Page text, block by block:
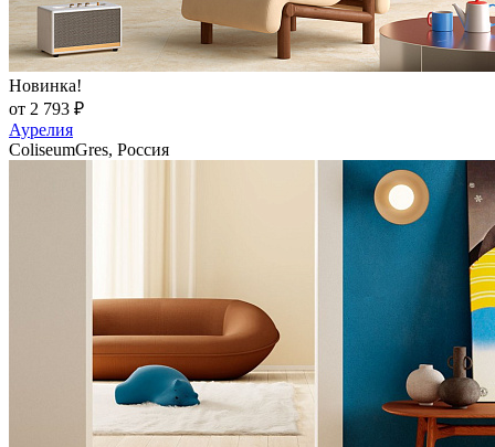
Новинка!
от 2 793 ₽
Аурелия
ColiseumGres, Россия